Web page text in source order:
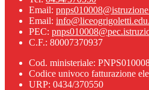
Email:
Email:
PEC:
C.F.: 80007370937
Cod. ministeriale:
Codice univoco fatturazione
URP: 0434/370550